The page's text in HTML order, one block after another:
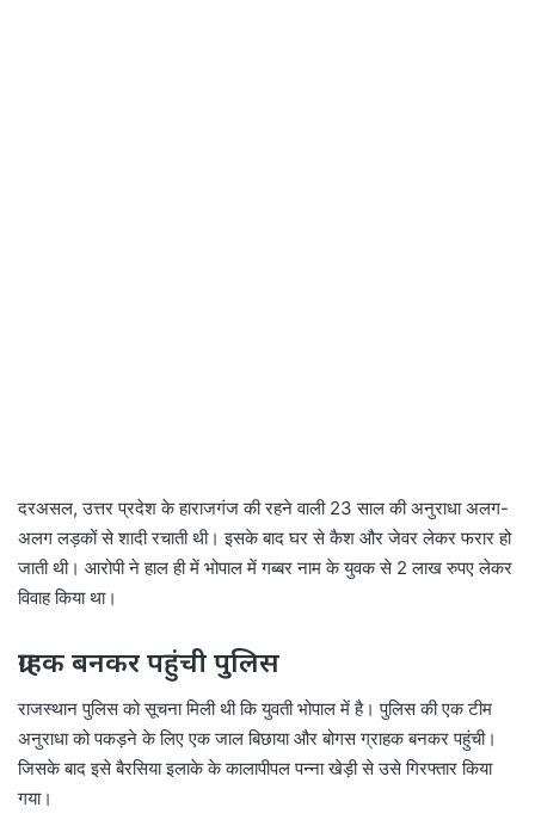
दरअसल, उत्तर प्रदेश के हाराजगंज की रहने वाली 23 साल की अनुराधा अलग-
अलग लड़कों से शादी रचाती थी। इसके बाद घर से कैश और जेवर लेकर फरार हो
जाती थी। आरोपी ने हाल ही में भोपाल में गब्बर नाम के युवक से 2 लाख रुपए लेकर
विवाह किया था।
ग्राहक बनकर पहुंची पुलिस
राजस्थान पुलिस को सूचना मिली थी कि युवती भोपाल में है। पुलिस की एक टीम
अनुराधा को पकड़ने के लिए एक जाल बिछाया और बोगस ग्राहक बनकर पहुंची।
जिसके बाद इसे बैरसिया इलाके के कालापीपल पन्ना खेड़ी से उसे गिरफ्तार किया
गया।